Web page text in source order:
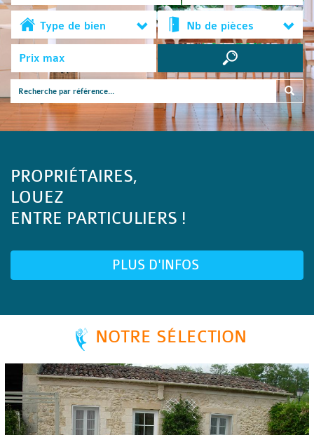
Type de bien Nb de pièces
PROPRIÉTAIRES,
LOUEZ
ENTRE PARTICULIERS !
PLUS D'INFOS
NOTRE SÉLECTION